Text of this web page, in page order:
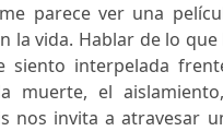
parece ver una
la vida. Hablar de lo
siento interpelada
muerte, el
nos invita a atravesar